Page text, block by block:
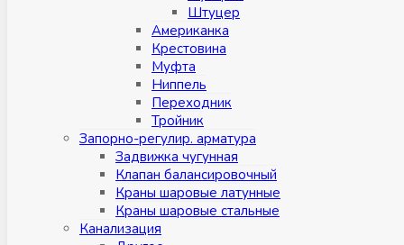
Штуцер
Американка
Крестовина
Муфта
Ниппель
Переходник
Тройник
Запорно-регулир. арматура
Задвижка чугунная
Клапан балансировочный
Краны шаровые латунные
Краны шаровые стальные
Канализация